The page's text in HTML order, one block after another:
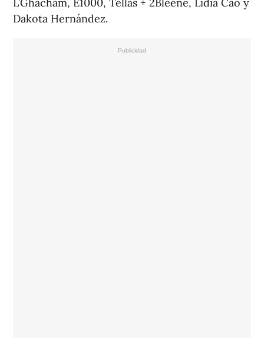
L’Ghacham, E1000, Tellas + 2Bleene, Lidia Cao y
Dakota Hernández.